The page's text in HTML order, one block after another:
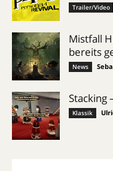
Trailer/Video
Mistfall
bereits
News
Stacking
Klassik